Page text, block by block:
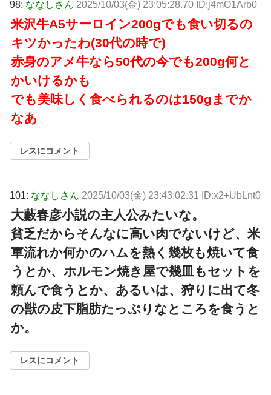
98: ななしさん 2025/10/03(金) 23:05:28.70 ID:j4mO1Arb0
米沢牛A5サーロイン200gでも食い切るの
キツかったわ(30代の時で)
赤身のアメ牛なら50代の今でも200g何と
かいけるかも
でも美味しく食べられるのは150gまでか
なあ
レスにコメント
101: ななしさん 2025/10/03(金) 23:43:02.31 ID:x2+UbLnt0
大藪春彦小説の主人公みたいな。
貧乏だからそんなに高い肉でないけど、米
軍流れか何かのハムを熱く幾枚も焼いて食
うとか、ホルモン焼き屋で幾皿もセットを
頼んで食うとか、あるいは、狩りに出て冬
の獣の皮下脂肪たっぷりなところを食うと
か。
レスにコメント